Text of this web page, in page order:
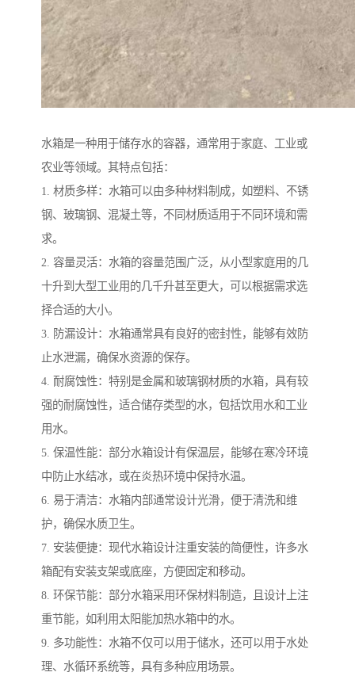
水箱是一种用于储存水的容器，通常用于家庭、工业或
农业等领域。其特点包括：
1. 材质多样：水箱可以由多种材料制成，如塑料、不锈
钢、玻璃钢、混凝土等，不同材质适用于不同环境和需
求。
2. 容量灵活：水箱的容量范围广泛，从小型家庭用的几
十升到大型工业用的几千升甚至更大，可以根据需求选
择合适的大小。
3. 防漏设计：水箱通常具有良好的密封性，能够有效防
止水泄漏，确保水资源的保存。
4. 耐腐蚀性：特别是金属和玻璃钢材质的水箱，具有较
强的耐腐蚀性，适合储存类型的水，包括饮用水和工业
用水。
5. 保温性能：部分水箱设计有保温层，能够在寒冷环境
中防止水结冰，或在炎热环境中保持水温。
6. 易于清洁：水箱内部通常设计光滑，便于清洗和维
护，确保水质卫生。
7. 安装便捷：现代水箱设计注重安装的简便性，许多水
箱配有安装支架或底座，方便固定和移动。
8. 环保节能：部分水箱采用环保材料制造，且设计上注
重节能，如利用太阳能加热水箱中的水。
9. 多功能性：水箱不仅可以用于储水，还可以用于水处
理、水循环系统等，具有多种应用场景。